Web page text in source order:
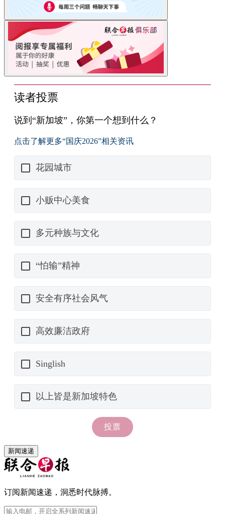
新闻速递
订阅新闻速递，洞悉时代脉搏。